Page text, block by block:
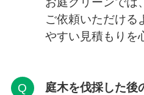
ご依頼いただける
やすい見積もりを
庭木を伐採した後